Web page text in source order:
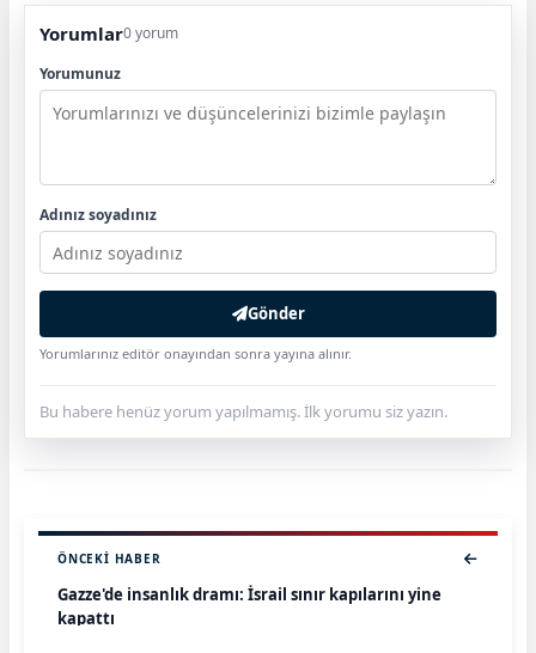
Yorumlar0 yorum
Yorumunuz
Adınız soyadınız
Gönder
Yorumlarınız editör onayından sonra yayına alınır.
Bu habere henüz yorum yapılmamış. İlk yorumu siz yazın.
ÖNCEKI HABER
Gazze'de insanlık dramı: İsrail sınır kapılarını yine
kapattı